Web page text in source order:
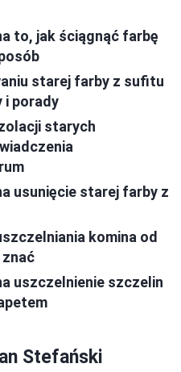
to, jak ściągnąć farbę
starej farby z sufitu
i porady
starych
usunięcie starej farby z
komina od
uszczelnienie szczelin
Stefański